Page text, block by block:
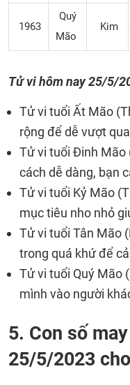
1963
Quý
Mão
Kim
Tử vi hôm nay 25/5/
Tử vi tuổi Ất Mão
rộng để dễ vượt
Tử vi tuổi Đinh Mão
cách dễ dàng, bạn
Tử vi tuổi Kỷ Mão
mục tiêu nho nhỏ
Tử vi tuổi Tân Mão
trong quá khứ để
Tử vi tuổi Quý Mão
mình vào người
5. Con số
25/5/2023